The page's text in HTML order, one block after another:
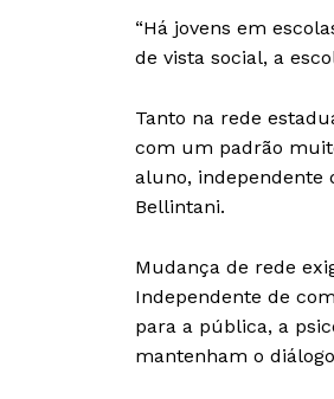
“Há jovens em
de vista social, a
Tanto na rede
com um padrão
aluno, independente
Bellintani.
Mudança de rede
Independente de
para a pública, a
mantenham o